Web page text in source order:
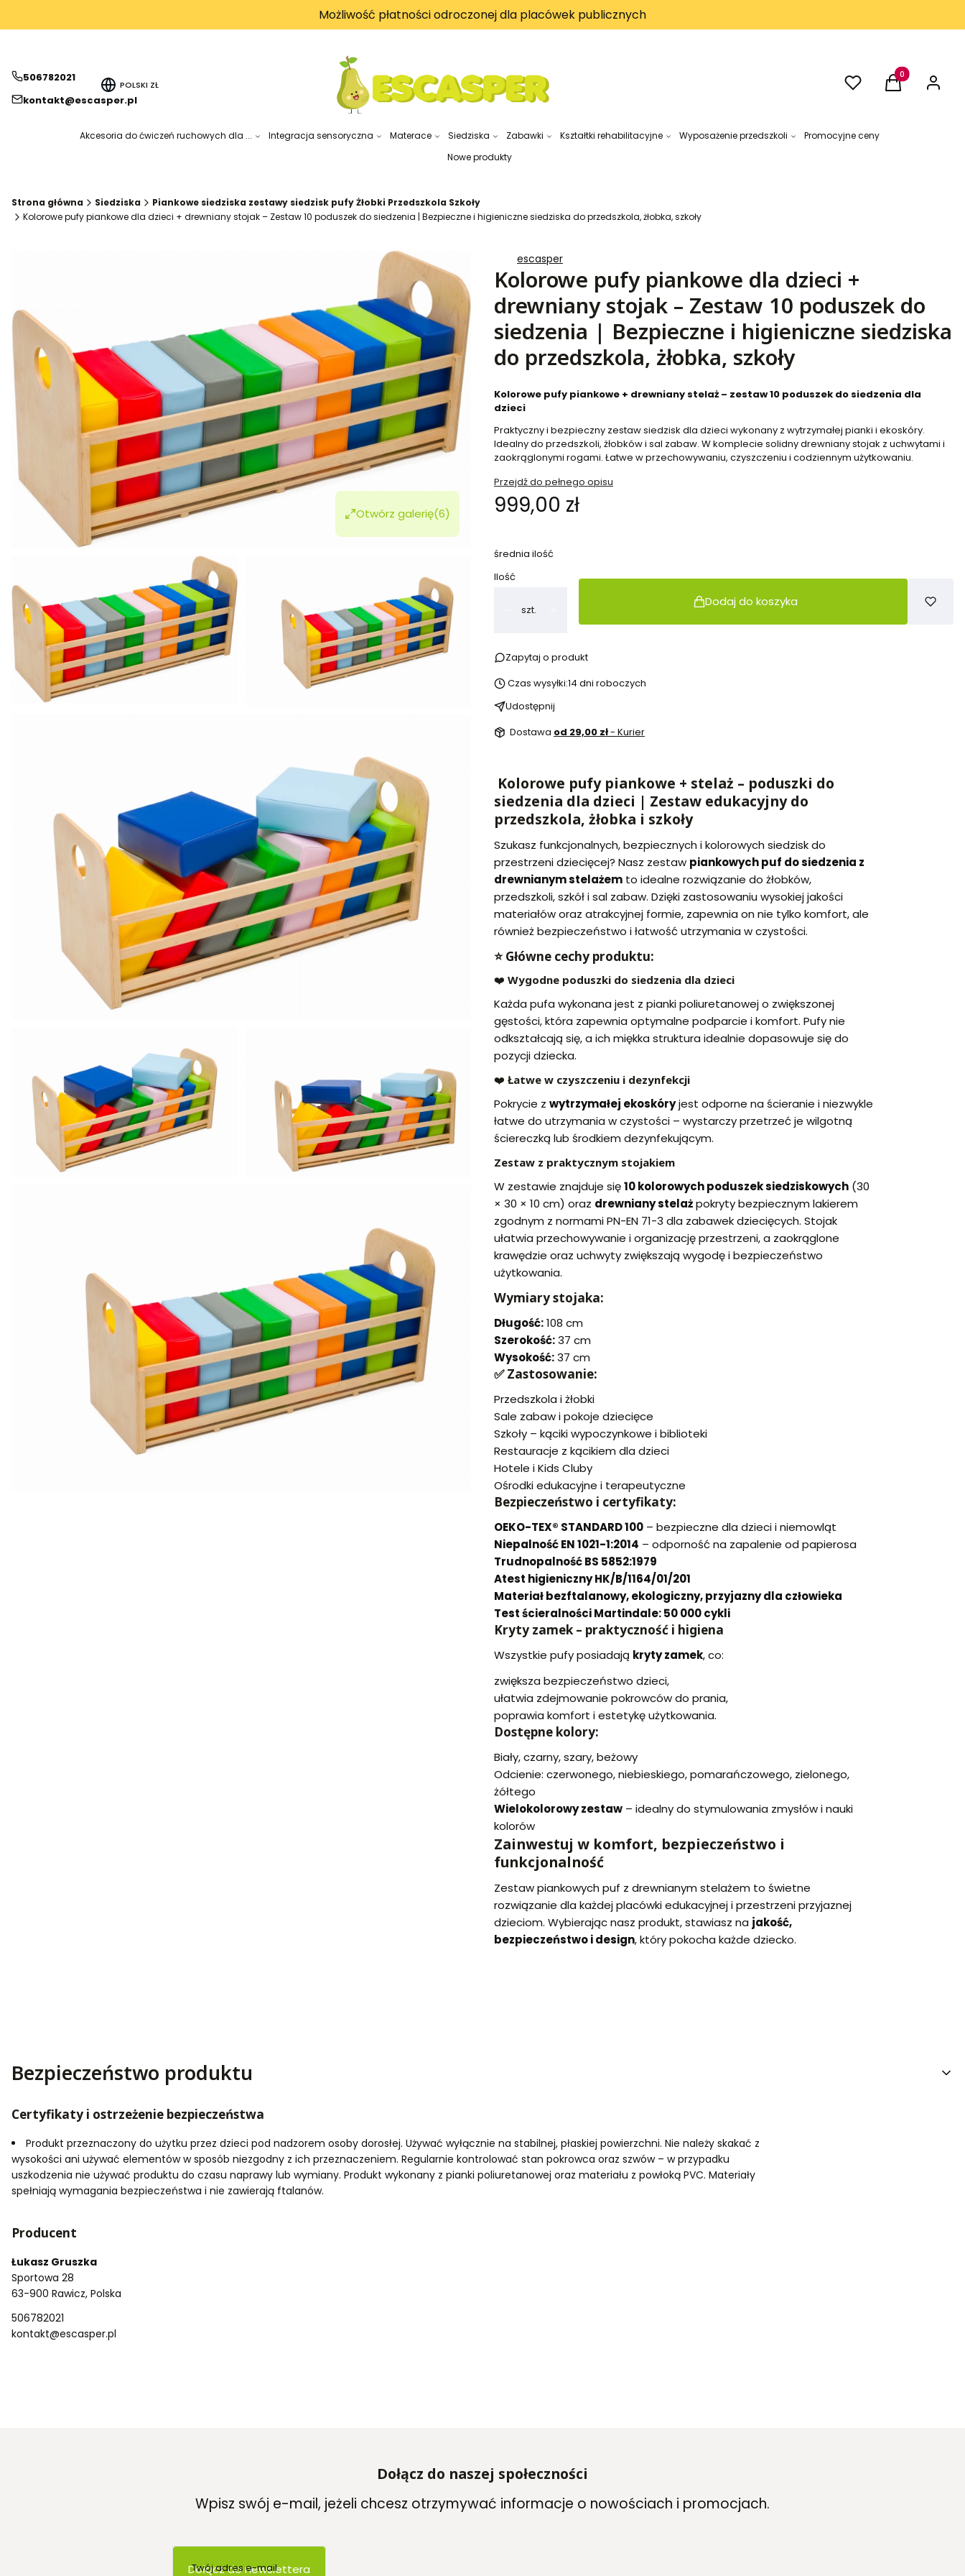
Możliwość płatności odroczonej dla placówek publicznych
506782021
kontakt@escasper.pl
POLSKI ZŁ UlubioneProdukty w
Koszyk Zaloguj
Akcesoria do ćwiczeń ruchowych dla ... Integracja sensoryczna Materace Siedziska Zabawki Kształtki rehabilitacyjne Wyposażenie przedszkoli
Promocyjne ceny
Nowe produkty
Strona główna Siedziska
Piankowe siedziska zestawy siedzisk pufy Żłobki Przedszkola Szkoły
Kolorowe pufy piankowe dla dzieci + drewniany stojak – Zestaw 10 poduszek do siedzenia | Bezpieczne i higieniczne siedziska do przedszkola, żłobka, szkoły
Otwórz galerię(6)
escasper
Kolorowe pufy piankowe dla dzieci +
drewniany stojak – Zestaw 10 poduszek do
siedzenia | Bezpieczne i higieniczne siedziska
do przedszkola, żłobka, szkoły
Kolorowe pufy piankowe + drewniany stelaż – zestaw 10 poduszek do siedzenia dla
dzieci
Praktyczny i bezpieczny zestaw siedzisk dla dzieci wykonany z wytrzymałej pianki i ekoskóry.
Idealny do przedszkoli, żłobków i sal zabaw. W komplecie solidny drewniany stojak z uchwytami i
zaokrąglonymi rogami. Łatwe w przechowywaniu, czyszczeniu i codziennym użytkowaniu.
Przejdź do pełnego opisu
Cena
999,00 zł
średnia ilość
Ilość
szt.
Dodaj do koszyka
Zapytaj o produkt
Czas wysyłki:14 dni roboczych
Udostępnij
Dostawa od 29,00 zł- Kurier
Kolorowe pufy piankowe + stelaż – poduszki do
siedzenia dla dzieci | Zestaw edukacyjny do
przedszkola, żłobka i szkoły
Szukasz funkcjonalnych, bezpiecznych i kolorowych siedzisk do
przestrzeni dziecięcej? Nasz zestaw piankowych puf do siedzenia z
drewnianym stelażem to idealne rozwiązanie do żłobków,
przedszkoli, szkół i sal zabaw. Dzięki zastosowaniu wysokiej jakości
materiałów oraz atrakcyjnej formie, zapewnia on nie tylko komfort, ale
również bezpieczeństwo i łatwość utrzymania w czystości.
⭐ Główne cechy produktu:
❤️ Wygodne poduszki do siedzenia dla dzieci
Każda pufa wykonana jest z pianki poliuretanowej o zwiększonej
gęstości, która zapewnia optymalne podparcie i komfort. Pufy nie
odkształcają się, a ich miękka struktura idealnie dopasowuje się do
pozycji dziecka.
❤️ Łatwe w czyszczeniu i dezynfekcji
Pokrycie z wytrzymałej ekoskóryjest odporne na ścieranie i niezwykle
łatwe do utrzymania w czystości – wystarczy przetrzeć je wilgotną
ściereczką lub środkiem dezynfekującym.
Zestaw z praktycznym stojakiem
W zestawie znajduje się10 kolorowych poduszek siedziskowych (30
× 30 × 10 cm) oraz drewniany stelażpokryty bezpiecznym lakierem
zgodnym z normami PN-EN 71-3 dla zabawek dziecięcych. Stojak
ułatwia przechowywanie i organizację przestrzeni, a zaokrąglone
krawędzie oraz uchwyty zwiększają wygodę i bezpieczeństwo
użytkowania.
Wymiary stojaka:
Długość:108 cm
Szerokość:37 cm
Wysokość:37 cm
✅Zastosowanie:
Przedszkola i żłobki
Sale zabaw i pokoje dziecięce
Szkoły – kąciki wypoczynkowe i biblioteki
Restauracje z kącikiem dla dzieci
Hotele i Kids Cluby
Ośrodki edukacyjne i terapeutyczne
Bezpieczeństwo i certyfikaty:
OEKO-TEX® STANDARD 100 – bezpieczne dla dzieci i niemowląt
Niepalność EN 1021-1:2014 – odporność na zapalenie od papierosa
Trudnopalność BS 5852:1979
Atest higieniczny HK/B/1164/01/201
Materiał bezftalanowy, ekologiczny, przyjazny dla człowieka
Test ścieralności Martindale: 50 000 cykli
Kryty zamek – praktyczność i higiena
Wszystkie pufy posiadają kryty zamek, co:
zwiększa bezpieczeństwo dzieci,
ułatwia zdejmowanie pokrowców do prania,
poprawia komfort i estetykę użytkowania.
Dostępne kolory:
Biały, czarny, szary, beżowy
Odcienie: czerwonego, niebieskiego, pomarańczowego, zielonego,
żółtego
Wielokolorowy zestaw – idealny do stymulowania zmysłów i nauki
kolorów
Zainwestuj w komfort, bezpieczeństwo i
funkcjonalność
Zestaw piankowych puf z drewnianym stelażem to świetne
rozwiązanie dla każdej placówki edukacyjnej i przestrzeni przyjaznej
dzieciom. Wybierając nasz produkt, stawiasz na jakość,
bezpieczeństwo i design, który pokocha każde dziecko.
Bezpieczeństwo produktu
Certyfikaty i ostrzeżenie bezpieczeństwa
Produkt przeznaczony do użytku przez dzieci pod nadzorem osoby dorosłej. Używać wyłącznie na stabilnej, płaskiej powierzchni. Nie należy skakać z
wysokości ani używać elementów w sposób niezgodny z ich przeznaczeniem. Regularnie kontrolować stan pokrowca oraz szwów – w przypadku
uszkodzenia nie używać produktu do czasu naprawy lub wymiany. Produkt wykonany z pianki poliuretanowej oraz materiału z powłoką PVC. Materiały
spełniają wymagania bezpieczeństwa i nie zawierają ftalanów.
Producent
Łukasz Gruszka
Sportowa 28
63-900 Rawicz, Polska
506782021
kontakt@escasper.pl
Dołącz do naszej społeczności
Wpisz swój e-mail, jeżeli chcesz otrzymywać informacje o nowościach i promocjach.
Twój adres e-mail
Dołącz do newslettera